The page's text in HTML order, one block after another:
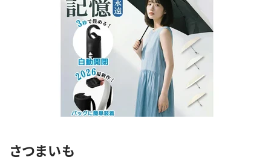
さつまいも